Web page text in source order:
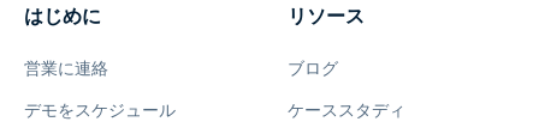
はじめに
営業に連絡
デモをスケジュール
リソース
ブログ
ケーススタディ